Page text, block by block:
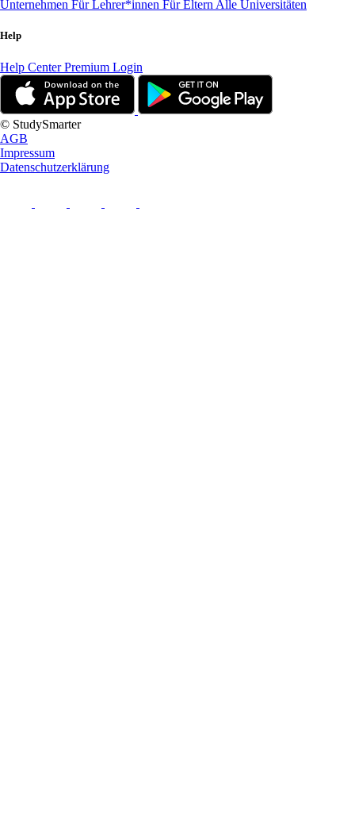
Unternehmen Für Lehrer*innen Für Eltern Alle Universitäten
Help
Help CenterPremium Login
© StudySmarter
AGB
Impressum
Datenschutzerklärung